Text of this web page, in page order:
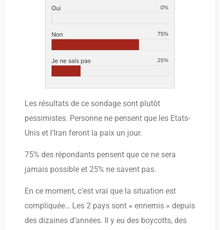
Les résultats de ce sondage sont plutôt
pessimistes. Personne ne pensent que les Etats-
Unis et l’Iran feront la paix un jour.
75% des répondants pensent que ce ne sera
jamais possible et 25% ne savent pas.
En ce moment, c’est vrai que la situation est
compliquée… Les 2 pays sont « ennemis » depuis
des dizaines d’années. Il y eu des boycotts, des